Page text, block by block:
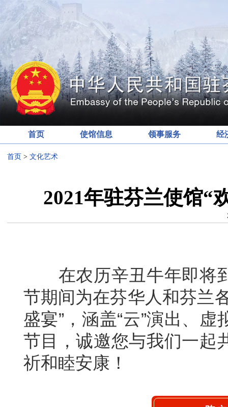
首页 使馆信息 领事服务 经
首页 > 文化艺术
2021年驻芬兰使馆“
在农历辛丑牛年即将到
节期间为在芬华人和芬兰
盛宴”，涵盖“云”演出、
节目，诚邀您与我们一起
祈和睦安康！